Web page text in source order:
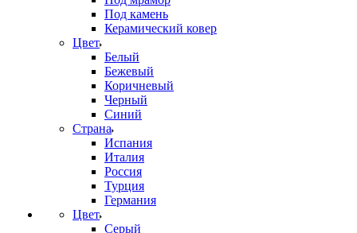
Под камень
Керамический ковер
Цвет
Белый
Бежевый
Коричневый
Черный
Синий
Страна
Испания
Италия
Россия
Турция
Германия
Цвет
Серый